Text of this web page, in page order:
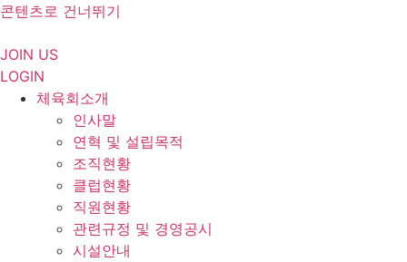
콘텐츠로 건너뛰기
JOIN US
LOGIN
체육회소개
인사말
연혁 및 설립목적
조직현황
클럽현황
직원현황
관련규정 및 경영공시
시설안내